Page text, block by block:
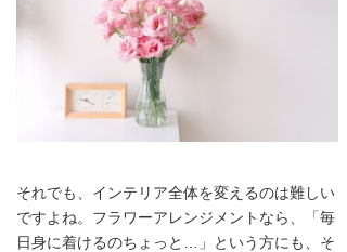
それでも、インテリア全体を変えるのは難しい
ですよね。フラワーアレンジメントなら、「毎
日身に着けるのちょっと…」という方にも、そ